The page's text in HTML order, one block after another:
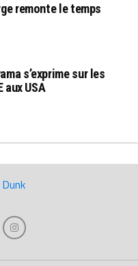
remonte le temps
s’exprime sur les
aux USA